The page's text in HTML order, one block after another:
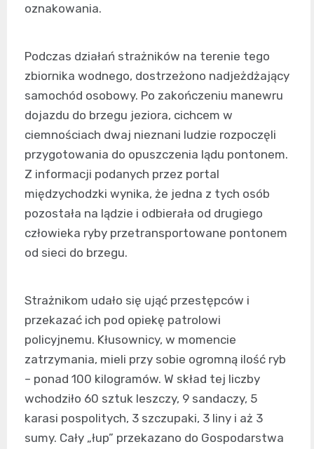
oznakowania.
Podczas działań strażników na terenie tego
zbiornika wodnego, dostrzeżono nadjeżdżający
samochód osobowy. Po zakończeniu manewru
dojazdu do brzegu jeziora, cichcem w
ciemnościach dwaj nieznani ludzie rozpoczęli
przygotowania do opuszczenia lądu pontonem.
Z informacji podanych przez portal
międzychodzki wynika, że jedna z tych osób
pozostała na lądzie i odbierała od drugiego
człowieka ryby przetransportowane pontonem
od sieci do brzegu.
Strażnikom udało się ująć przestępców i
przekazać ich pod opiekę patrolowi
policyjnemu. Kłusownicy, w momencie
zatrzymania, mieli przy sobie ogromną ilość ryb
– ponad 100 kilogramów. W skład tej liczby
wchodziło 60 sztuk leszczy, 9 sandaczy, 5
karasi pospolitych, 3 szczupaki, 3 liny i aż 3
sumy. Cały „łup” przekazano do Gospodarstwa